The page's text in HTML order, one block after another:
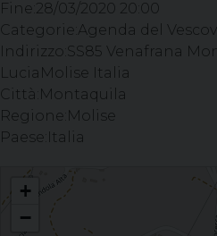
Fine: 28/03/2020 20:00
Categorie: Agenda del
Indirizzo: SS85 Venafrana
LuciaMolise Italia
Città: Montaquila
Regione: Molise
Paese: Italia
Stazioni Quaresimali - Cammino
POZZILLI - Processione dal Campo
Parrocchia S. Maria Ausiliatrice,
+
−